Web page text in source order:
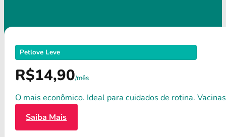
Petlove Leve
R$14,90/mês
O mais econômico. Ideal para cuidados de rotina.
Saiba Mais